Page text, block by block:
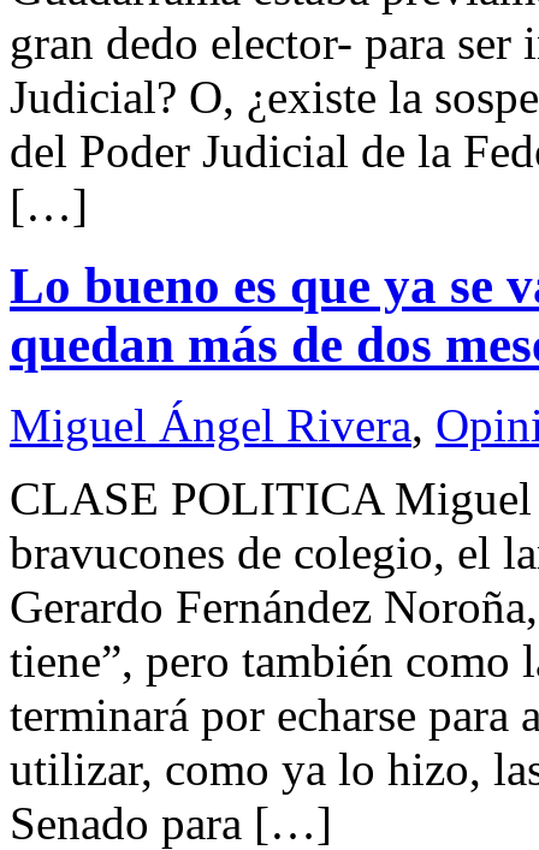
gran dedo elector- para
Judicial? O, ¿existe la
del Poder Judicial de la
[…]
Lo bueno es que ya se
quedan más de dos
Miguel Ángel Rivera,
CLASE POLITICA
bravucones de colegio, el
Gerardo Fernández
tiene”, pero también como
terminará por echarse para
utilizar, como ya lo hizo,
Senado para […]